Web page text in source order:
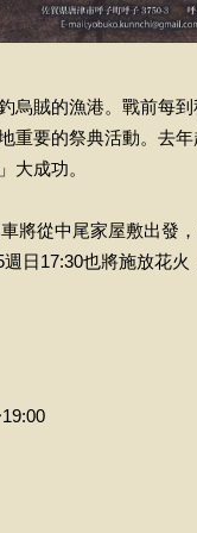
烏賊的漁港。戰前每
重要的祭典活動。去
大成功。
將從中尾家屋敷出發
日17:30也將施放花火